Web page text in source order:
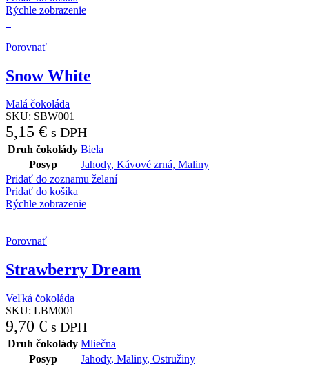
Rýchle zobrazenie
Porovnať
Snow White
Malá čokoláda
SKU: SBW001
5,15 € s DPH
Druh čokolády Biela
Posyp
Jahody, Kávové zrná, Maliny
Pridať do zoznamu želaní
Pridať do košíka
Rýchle zobrazenie
Porovnať
Strawberry Dream
Veľká čokoláda
SKU: LBM001
9,70 € s DPH
Druh čokolády Mliečna
Posyp
Jahody, Maliny, Ostružiny